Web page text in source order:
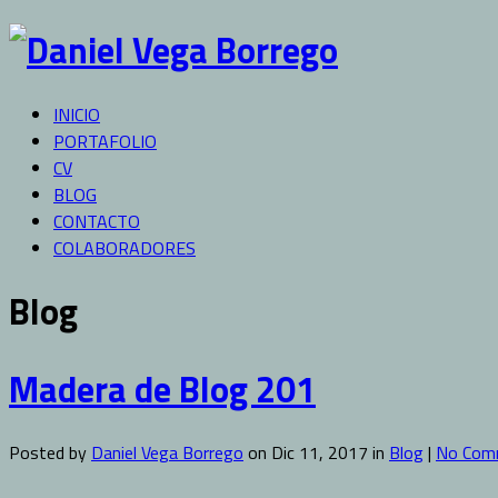
INICIO
PORTAFOLIO
CV
BLOG
CONTACTO
COLABORADORES
Blog
Madera de Blog 201
Posted by Daniel Vega Borrego on Dic 11, 2017 in Blog| No